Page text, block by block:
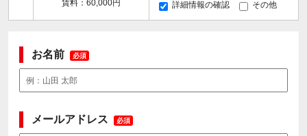
賃料：60,000円
詳細情報の確認 その他
お名前 必須
メールアドレス 必須